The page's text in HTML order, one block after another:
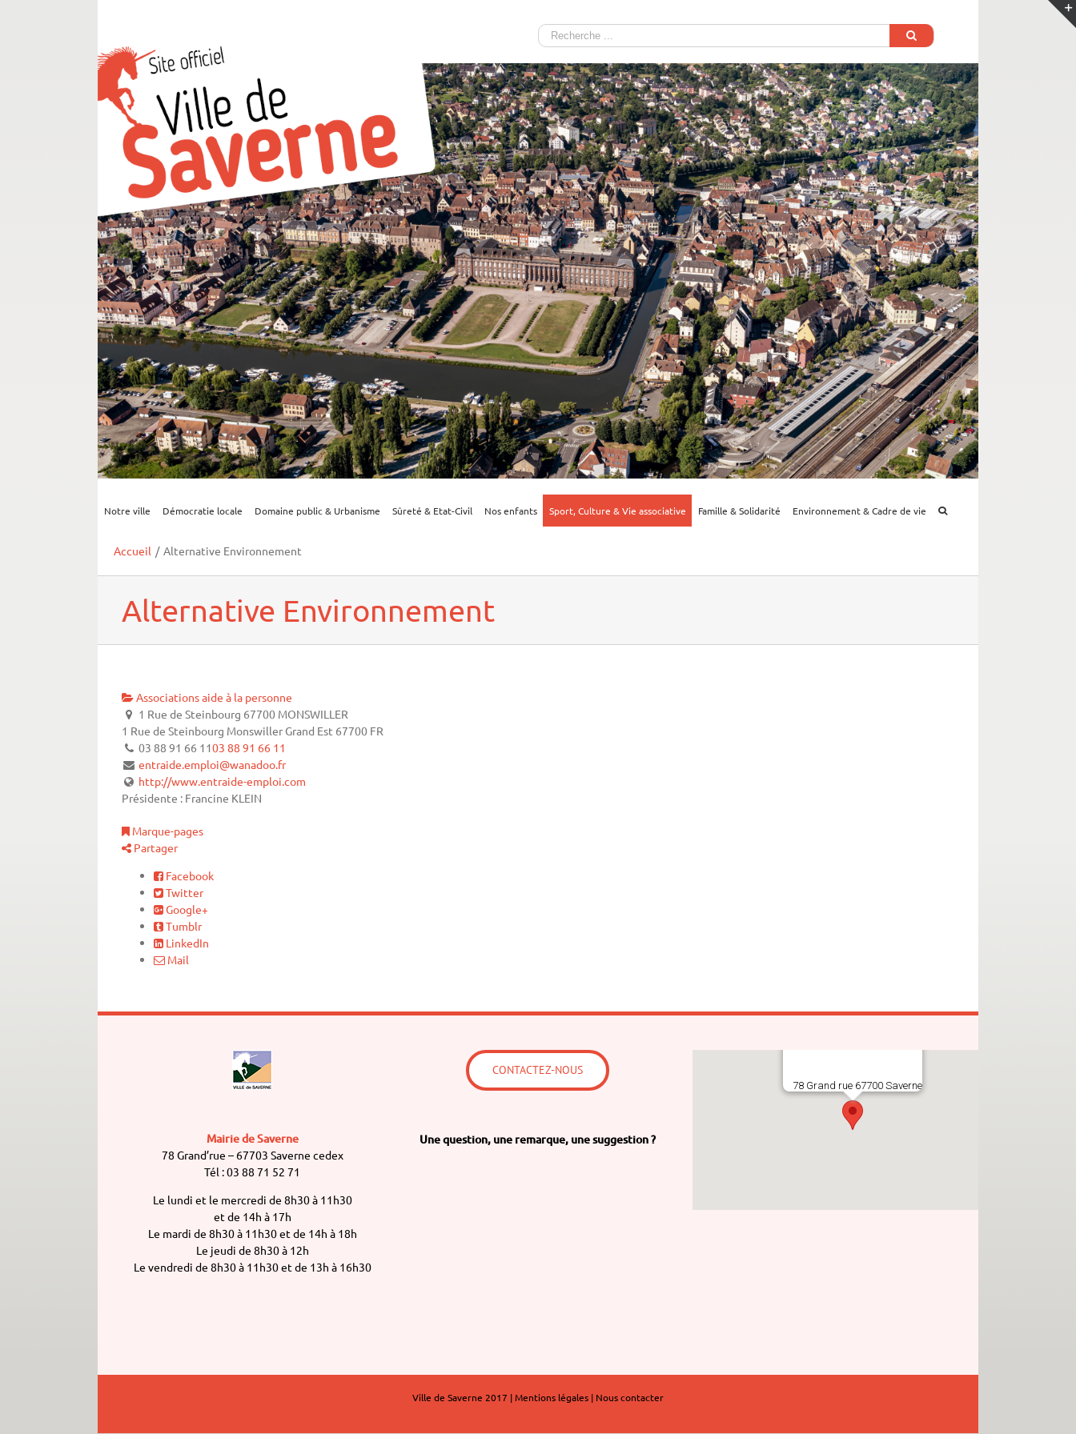
Notre ville Démocratie locale Domaine public & Urbanisme Sûreté & Etat-Civil Nos enfants Sport, Culture & Vie associative Famille & Solidarité Environnement & Cadre de vie
Accueil / Alternative Environnement
Alternative Environnement
Associations aide à la personne
1 Rue de Steinbourg 67700 MONSWILLER
1 Rue de Steinbourg Monswiller Grand Est 67700 FR
03 88 91 66 1103 88 91 66 11
entraide.emploi@wanadoo.fr
http://www.entraide-emploi.com
Présidente : Francine KLEIN
Marque-pages
Partager
Facebook
Twitter
Google+
Tumblr
LinkedIn
Mail
Mairie de Saverne
78 Grand’rue – 67703 Saverne cedex
Tél : 03 88 71 52 71
Le lundi et le mercredi de 8h30 à 11h30
et de 14h à 17h
Le mardi de 8h30 à 11h30 et de 14h à 18h
Le jeudi de 8h30 à 12h
Le vendredi de 8h30 à 11h30 et de 13h à 16h30
CONTACTEZ-NOUS
Une question, une remarque, une suggestion ?
78 Grand rue 67700 Saverne
Ville de Saverne 2017 |Mentions légales | Nous contacter